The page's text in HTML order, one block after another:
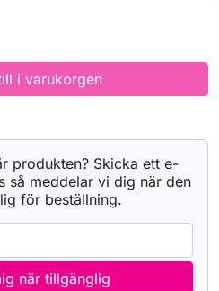
i varukorgen
produkten? Skicka ett e-
så meddelar vi dig när den
för beställning.
när tillgänglig